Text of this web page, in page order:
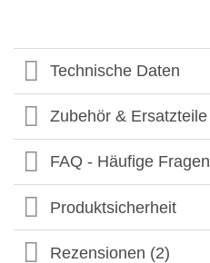
Technische Daten
Zubehör & Ersatzteile
FAQ - Häufige Fragen
Produktsicherheit
Rezensionen (2)